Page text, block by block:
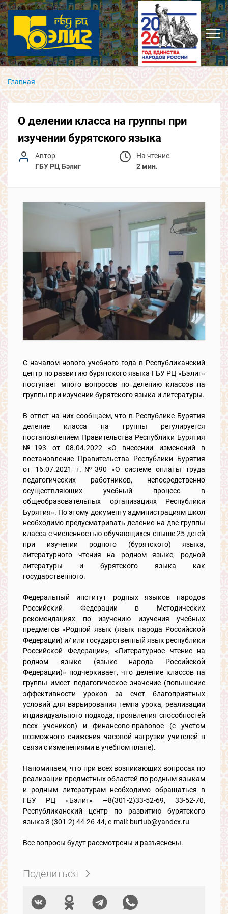
Главная
О делении класса на группы при
изучении бурятского языка
Автор
ГБУ РЦ Бэлиг
На чтение
2 мин.
С началом нового учебного года в Республиканский
центр по развитию бурятского языка ГБУ РЦ «Бэлиг»
поступает много вопросов по делению классов на
группы при изучении бурятского языка и литературы.
В ответ на них сообщаем, что в Республике Бурятия
деление класса на группы регулируется
постановлением Правительства Республики Бурятия
№193 от 08.04.2022 «О внесении изменений в
постановление Правительства Республики Бурятия
от 16.07.2021 г.№390 «О системе оплаты труда
педагогических работников, непосредственно
осуществляющих учебный процесс в
общеобразовательных организациях Республики
Бурятия». По этому документу администрациям школ
необходимо предусматривать деление на две группы
класса с численностью обучающихся свыше 25 детей
при изучении родного (бурятского) языка,
литературного чтения на родном языке, родной
литературы и бурятского языка как
государственного.
Федеральный институт родных языков народов
Российский Федерации в Методических
рекомендациях по изучению изучения учебных
предметов «Родной язык (язык народа Российской
Федерации) и/ или государственный язык республики
Российской Федерации», «Литературное чтение на
родном языке (языке народа Российской
Федерации)» подчеркивает, что деление классов на
группы имеет педагогическое значение (повышение
эффективности уроков за счет благоприятных
условий для варьирования темпа урока, реализации
индивидуального подхода, проявления способностей
всех учеников) и финансово-правовое (с учетом
возможного снижения часовой нагрузки учителей в
связи с изменениями в учебном плане).
Напоминаем, что при всех возникающих вопросах по
реализации предметных областей по родным языкам
и родным литературам необходимо обращаться в
ГБУ РЦ «Бэлиг» —8(301-2)33-52-69, 33-52-70,
Республиканский центр по развитию бурятского
языка:8 (301-2) 44-26-44, e-mail: burtub@yandex.ru
Все вопросы будут рассмотрены и разъяснены.
Поделиться